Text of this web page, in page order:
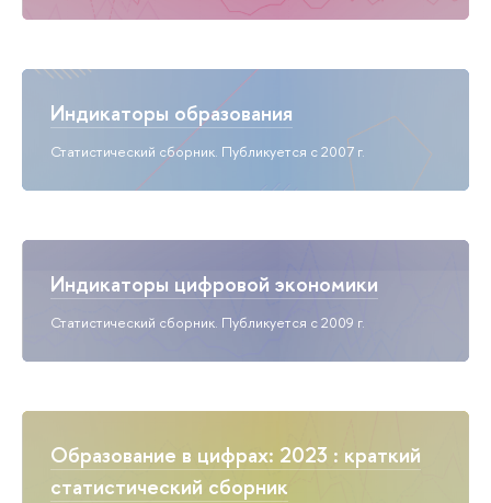
Индикаторы образования
Статистический сборник. Публикуется с 2007 г.
Индикаторы цифровой экономики
Статистический сборник. Публикуется с 2009 г.
Образование в цифрах: 2023 : краткий
статистический сборник